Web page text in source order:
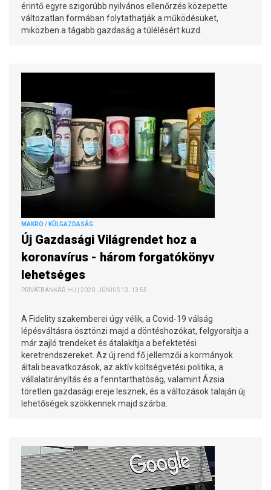
érintő egyre szigorúbb nyilvános ellenőrzés közepette
változatlan formában folytathatják a működésüket,
miközben a tágabb gazdaság a túlélésért küzd.
MAKRO / KÜLGAZDASÁG
Új Gazdasági Világrendet hoz a
koronavírus - három forgatókönyv
lehetséges
PRIVÁTBANKÁR.HU | 2020. JÚNIUS 13. 13:55
A Fidelity szakemberei úgy vélik, a Covid-19 válság
lépésváltásra ösztönzi majd a döntéshozókat, felgyorsítja a
már zajló trendeket és átalakítja a befektetési
keretrendszereket. Az új rend fő jellemzői a kormányok
általi beavatkozások, az aktív költségvetési politika, a
vállalatirányítás és a fenntarthatóság, valamint Ázsia
töretlen gazdasági ereje lesznek, és a változások talaján új
lehetőségek szökkennek majd szárba.